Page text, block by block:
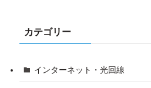
カテゴリー
インターネット・光回線